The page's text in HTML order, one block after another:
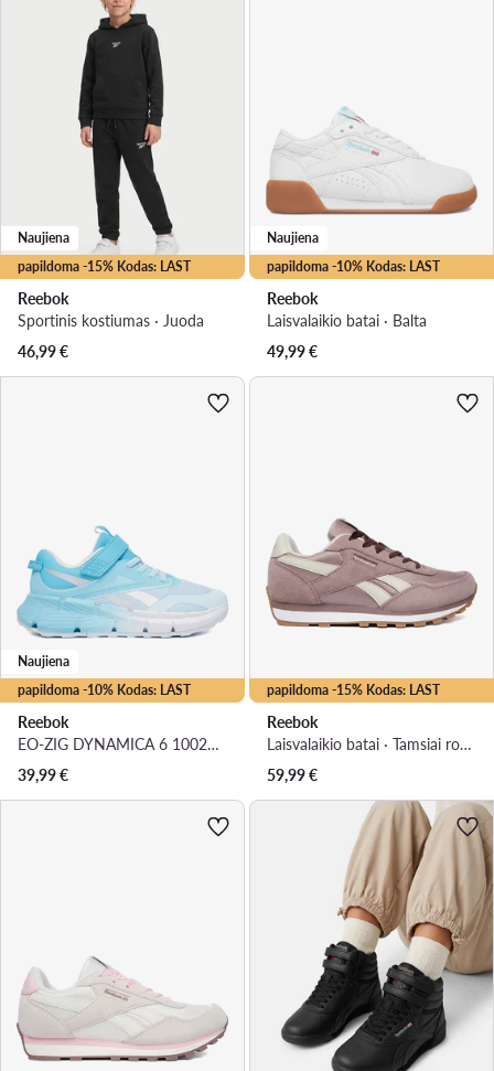
papildoma -15% Kodas: LAST
Naujiena
Reebok
Sportinis kostiumas · Juoda
46,99€
papildoma -10% Kodas: LAST
Naujiena
Reebok
Laisvalaikio batai · Balta
49,99€
papildoma -10% Kodas: LAST
Naujiena
Reebok
EO-ZIG DYNAMICA 6 100270609 · Bėgimo batai
39,99€
papildoma -15% Kodas: LAST
Reebok
Laisvalaikio batai · Tamsiai rožinė
59,99€